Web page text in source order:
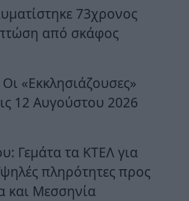
73χρονος
από σκάφος
«Εκκλησιάζουσες»
12 Αυγούστου 2026
Γεμάτα τα ΚΤΕΛ για
πληρότητες προς
και Μεσσηνία